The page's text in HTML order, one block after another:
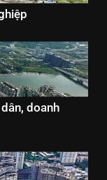
doanh